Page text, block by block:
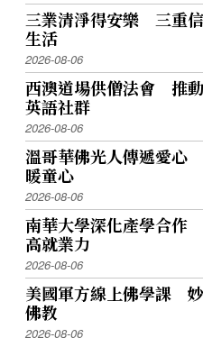
三業清淨得安樂 三重
生活
2026-08-06
西澳道場供僧法會 推
英語社群
2026-08-06
溫哥華佛光人傳遞愛心
暖童心
2026-08-06
南華大學深化產學合作
高就業力
2026-08-06
美國軍方線上佛學課
佛教
2026-08-06